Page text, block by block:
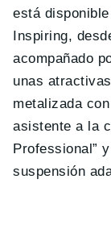
está
Inspiring,
acompañado
unas
metalizada
asistente a la
Professional”
suspensión